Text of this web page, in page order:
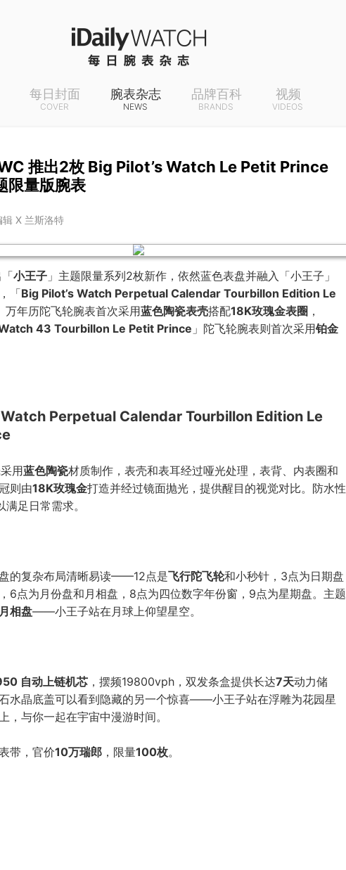
每日封面
COVER
腕表杂志
NEWS
品牌百科
BRANDS
视频
VIDEOS
推出2枚 Big Pilot’s Watch Le Petit Prince
限量版腕表
X 兰斯洛特
小王子 」主题限量系列2枚新作，依然蓝色表盘并融入「小王子」
「Big Pilot’s Watch Perpetual Calendar Tourbillon Edition Le
万年历陀飞轮腕表首次采用蓝色陶瓷表壳搭配18K玫瑰金表圈 ，
43 Tourbillon Le Petit Prince 」陀飞轮腕表则首次采用铂金
Watch Perpetual Calendar Tourbillon Edition Le
用蓝色陶瓷材质制作，表壳和表耳经过哑光处理，表背、内表圈和
则由18K玫瑰金打造并经过镜面抛光，提供醒目的视觉对比。防水性
足日常需求。
的复杂布局清晰易读——12点是飞行陀飞轮和小秒针，3点为日期盘
6点为月份盘和月相盘，8点为四位数字年份窗，9点为星期盘。主题
月相盘——小王子站在月球上仰望星空。
自动上链机芯 ，摆频19800vph，双发条盒提供长达7天动力储
水晶底盖可以看到隐藏的另一个惊喜——小王子站在浮雕为花园星
，与你一起在宇宙中漫游时间。
带，官价10万瑞郎 ，限量100枚。